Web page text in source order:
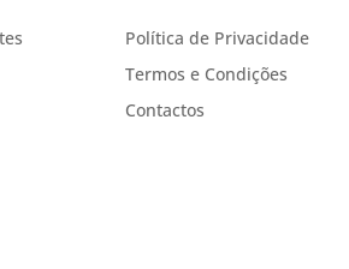
Política de Privacidade
Termos e Condições
Contactos